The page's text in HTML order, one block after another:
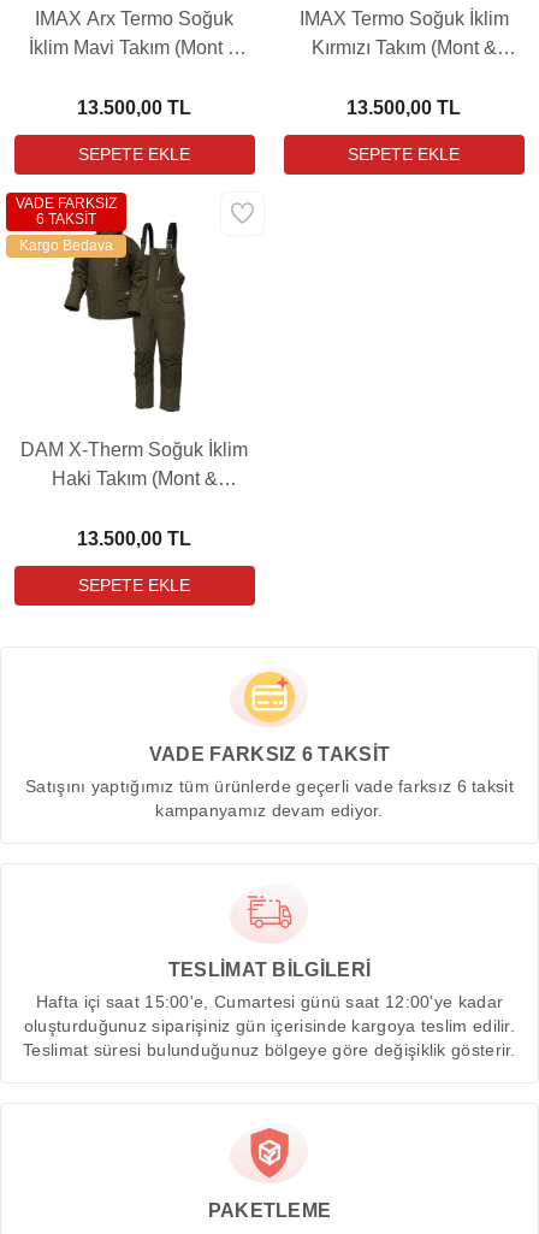
IMAX Arx Termo Soğuk
İklim Mavi Takım (Mont &
13.500,00 TL
IMAX Termo Soğuk İklim
Kırmızı Takım (Mont &
13.500,00 TL
DAM X-Therm Soğuk İklim
Haki Takım (Mont &
13.500,00 TL
VADE FARKSIZ
6 TAKSİT
Kargo Bedava
VADE FARKSIZ 6 TAKSİT
Satışını yaptığımız tüm ürünlerde geçerli vade farksız 6 taksit
kampanyamız devam ediyor.
TESLİMAT BİLGİLERİ
Hafta içi saat 15:00'e, Cumartesi günü saat 12:00'ye kadar
oluşturduğunuz siparişiniz gün içerisinde kargoya teslim edilir.
Teslimat süresi bulunduğunuz bölgeye göre değişiklik gösterir.
PAKETLEME